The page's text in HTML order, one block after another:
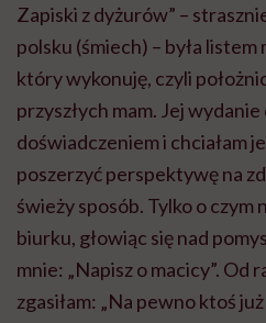
Zapiski z dyżurów” –
polsku (śmiech) – była listem
który wykonuję, czyli
przyszłych mam. Jej
doświadczeniem i chciałam
poszerzyć perspektywę na
świeży sposób. Tylko o czym
biurku, głowiąc się nad
mnie: „Napisz o macicy”. Od
zgasiłam: „Na pewno ktoś